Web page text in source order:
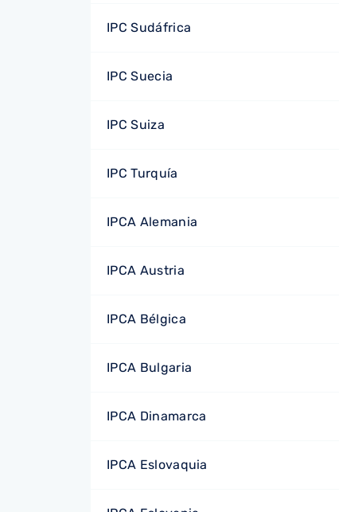
IPC Sudáfrica
IPC Suecia
IPC Suiza
IPC Turquía
IPCA Alemania
IPCA Austria
IPCA Bélgica
IPCA Bulgaria
IPCA Dinamarca
IPCA Eslovaquia